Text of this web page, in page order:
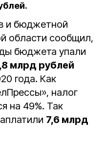
и бюджетной
области сообщил,
бюджета упали
млрд рублей
года. Как
налог
на 49%. Так
7,6 млрд